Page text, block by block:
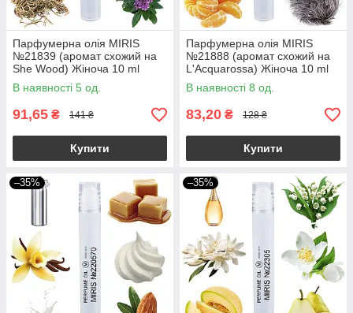
Парфумерна олія MIRIS
№21839 (аромат схожий на
She Wood) Жіноча 10 ml
В наявності 5 од.
91,65 ₴ 141 ₴
Купити
Парфумерна олія MIRIS
№21888 (аромат схожий на
L'Acquarossa) Жіноча 10 ml
В наявності 8 од.
83,20 ₴ 128 ₴
Купити
–35% –35%